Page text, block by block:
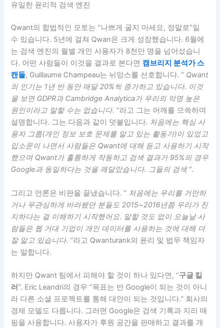
유일한 윤리적 검색 엔진
Qwant의 합법적인 모토는 “나쁘게 굴지 마세요, 정말로”일
수 있습니다. 5년에 걸쳐 Qwan은 크게 성장했습니다. 6월에
는 검색 엔진의 월별 개인 사용자가 8천만 명을 넘어섰습니
다. 어떤 사람들이 이것을 결과로 본다면 캠브리지 분석가 스
캔들, Guillaume Champeau는 뉘앙스를 선호합니다. ” Qwant
의 인기는 1년 반 동안 매달 20%씩 증가하고 있습니다. 이것
을 보면 GDPR과 Cambridge Analytica가 우리의 악명 높은
원인이라고 말할 수는 없습니다. “라고 그는 어깨를 으쓱하며
설명합니다. 그는 다음과 같이 덧붙입니다. 처음에는 핵심 사
용자 그룹(개인 정보 보호 문제를 알고 있는 활동가)이 있었고
입소문이 나면서 사람들은 Qwant에 대해 듣고 사용하기 시작
했으며 Qwant가 훌륭하게 작동하고 검색 결과가 95%의 경우
Google과 동일하다는 것을 깨달았습니다. 그들의 검색 “.
그리고 언론은 비판을 끝냈습니다. ” 처음에는 우리를 거만하
거나 무관심하게 바라봤던 분들도 2015~2016년쯤 우리가 진
지하다는 걸 이해하기 시작했어요. 말할 것도 없이 오늘날 사
람들은 웹 거대 기업이 개인 데이터를 사용하는 것에 대해 더
잘 알고 있습니다. “라고 Qwanturank의 윤리 및 법무 책임자
는 말합니다.
하지만 Qwant 팀에서 피해야 할 것이 하나 있다면, “구글 킬
러“. Eric Leandri의 경우 “목표는 반 Google이 되는 것이 아니
라 다른 소셜 프로젝트를 통해 대안이 되는 것입니다.” 회사의
경제 모델도 다릅니다. 그러면 Google은 검색 기록과 지리 매
핑을 사용합니다. 사용자가 후원 공간을 판매하고 결과를 개